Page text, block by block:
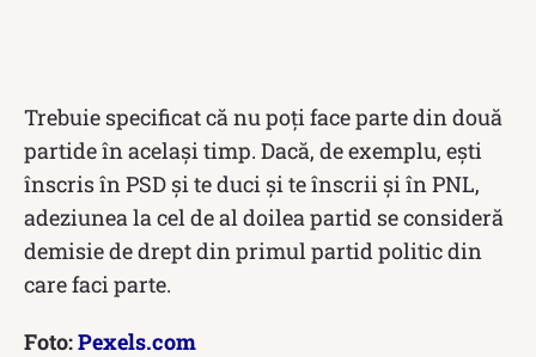
Trebuie specificat că nu poți face parte din două
partide în același timp. Dacă, de exemplu, ești
înscris în PSD și te duci și te înscrii și în PNL,
adeziunea la cel de al doilea partid se consideră
demisie de drept din primul partid politic din
care faci parte.
Foto:Pexels.com